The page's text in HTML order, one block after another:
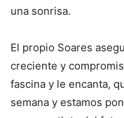
una sonrisa.
El propio Soares
creciente y
fascina y le encanta,
semana y estamos